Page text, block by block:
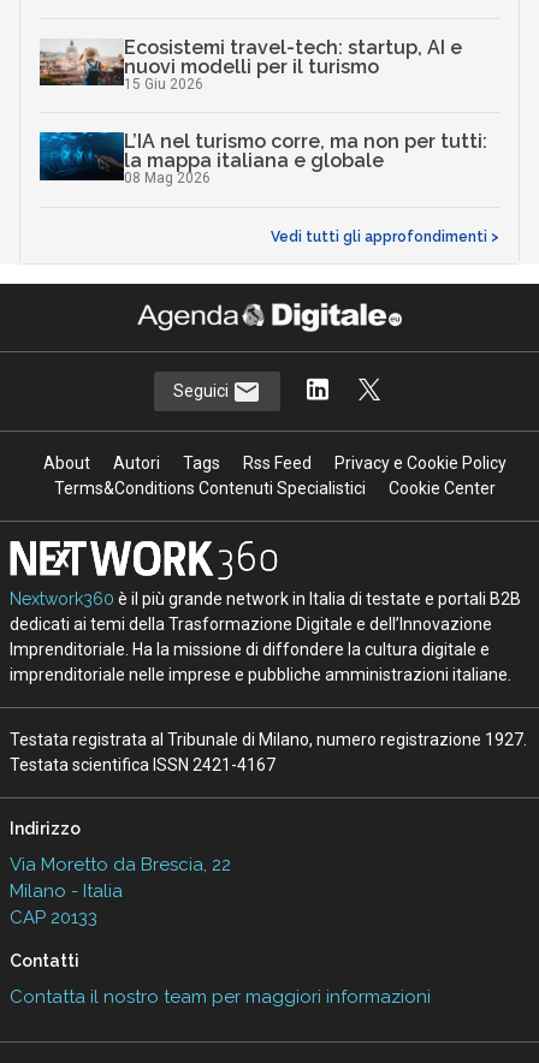
Ecosistemi travel-tech: startup, AI e
nuovi modelli per il turismo
15 Giu 2026
L’IA nel turismo corre, ma non per tutti:
la mappa italiana e globale
08 Mag 2026
Vedi tutti gli approfondimenti >
Seguici
About Autori Tags Rss Feed
Privacy e Cookie Policy
Terms&Conditions Contenuti Specialistici
Cookie Center
Nextwork360 è il più grande network in Italia di testate e portali B2B
dedicati ai temi della Trasformazione Digitale e dell’Innovazione
Imprenditoriale. Ha la missione di diffondere la cultura digitale e
imprenditoriale nelle imprese e pubbliche amministrazioni italiane.
Testata registrata al Tribunale di Milano, numero registrazione 1927.
Testata scientifica ISSN 2421-4167
Indirizzo
Via Moretto da Brescia, 22
Milano - Italia
CAP 20133
Contatti
Contatta il nostro team per maggiori informazioni